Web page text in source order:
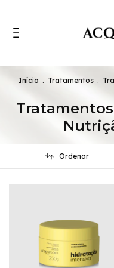
Início . Tratamentos .
Ordenar